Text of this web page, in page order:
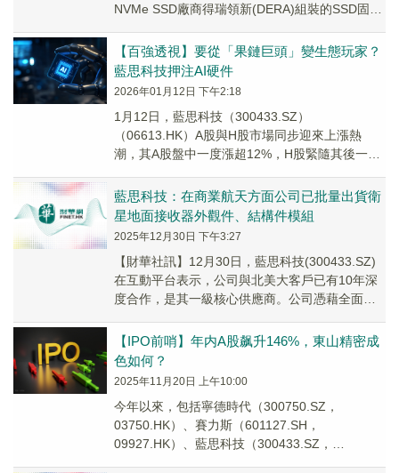
NVMe SSD廠商得瑞領新(DERA)組裝的SSD固態
【百強透視】要從「果鏈巨頭」變生態玩家？
藍思科技押注AI硬件
2026年01月12日 下午2:18
1月12日，藍思科技（300433.SZ）
（06613.HK）A股與H股市場同步迎來上漲熱
潮，其A股盤中一度漲超12%，H股緊隨其後一度
藍思科技：在商業航天方面公司已批量出貨衛
星地面接收器外觀件、結構件模組
2025年12月30日 下午3:27
【財華社訊】12月30日，藍思科技(300433.SZ)
在互動平台表示，公司與北美大客戶已有10年深
度合作，是其一級核心供應商。公司憑藉全面的
【IPO前哨】年内A股飙升146%，東山精密成
色如何？
2025年11月20日 上午10:00
今年以來，包括寧德時代（300750.SZ，
03750.HK）、賽力斯（601127.SH，
09927.HK）、藍思科技（300433.SZ，